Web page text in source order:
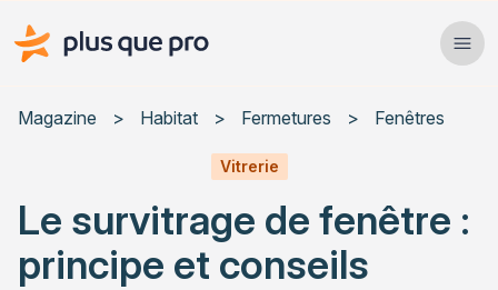
Plus que pro Mag'
Services
Actualités
Magazine > Habitat > Fermetures > Fenêtres
Vitrerie
Le survitrage de fenêtre :
principe et conseils